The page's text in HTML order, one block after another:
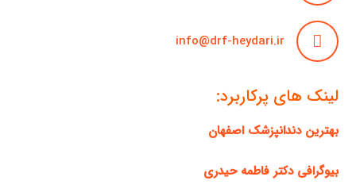
info@drf-heydari.ir
لینک های پرکاربرد:
بهترین دندانپزشک اصفهان
بیوگرافی دکتر فاطمه حیدری